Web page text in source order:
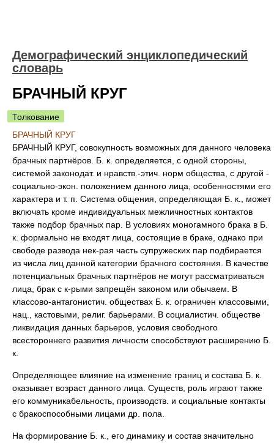
Демографический энциклопедический
словарь
БРАЧНЫЙ КРУГ
Толкование
БРАЧНЫЙ КРУГ
БРАЧНЫЙ КРУГ, совокупность возможных для данного человека
брачных партнёров. Б. к. определяется, с одной стороны,
системой законодат. и нравств.-этич. норм общества, с другой -
социально-экон. положением данного лица, особенностями его
характера и т. п. Система общения, определяющая Б. к., может
включать кроме индивидуальных межличностных контактов
также подбор брачных пар. В условиях моногамного брака в Б.
к. формально не входят лица, состоящие в браке, однако при
свободе развода нек-рая часть супружеских пар подбирается
из числа лиц данной категории брачного состояния. В качестве
потенциальных брачных партнёров не могут рассматриваться
лица, брак с к-рыми запрещён законом или обычаем. В
классово-антагонистич. обществах Б. к. ограничен классовыми,
нац., кастовыми, религ. барьерами. В социалистич. обществе
ликвидация данных барьеров, условия свободного
всестороннего развития личности способствуют расширению Б.
к.
Определяющее влияние на изменение границ и состава Б. к.
оказывает возраст данного лица. Существ, роль играют также
его коммуникабельность, производств. и социальные контакты
с бракоспособными лицами др. пола.
На формирование Б. к., его динамику и состав значительно